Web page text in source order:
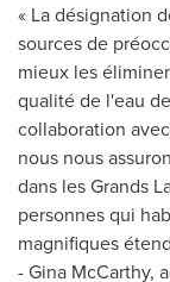
« La désignation
sources de
mieux les
qualité de l'eau
collaboration
nous nous
dans les Grands
personnes qui
magnifiques
- Gina McCarthy,